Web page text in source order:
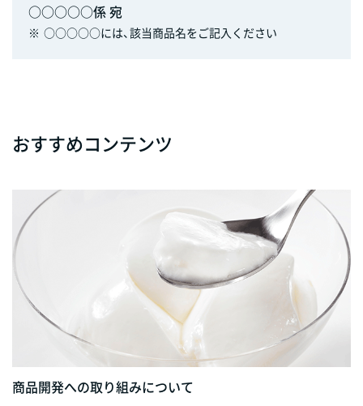
○○○○○係 宛
※ ○○○○○には、該当商品名をご記入ください
おすすめコンテンツ
商品開発への取り組みについて